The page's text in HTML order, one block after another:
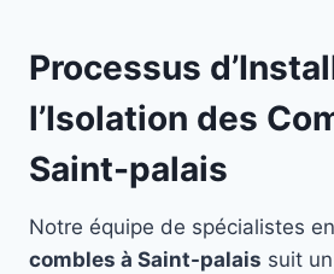
Processus
l’Isolation des
Saint-palais
Notre équipe de spécialistes en
combles à Saint-palais suit